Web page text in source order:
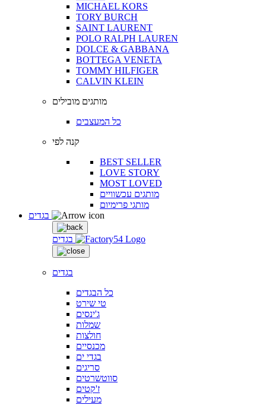
MICHAEL KORS
TORY BURCH
SAINT LAURENT
POLO RALPH LAUREN
DOLCE & GABBANA
BOTTEGA VENETA
TOMMY HILFIGER
CALVIN KLEIN
מותגים מובילים
כל המעצבים
קנה לפי
BEST SELLER
LOVE STORY
MOST LOVED
מותגים עכשוויים
מותגי פרימיום
בגדים
בגדים
כל הבגדים
טי שירט
ג'ינסים
שמלות
חולצות
מכנסיים
בגדי ים
סריגים
סווטשרטים
ז'קטים
מעילים